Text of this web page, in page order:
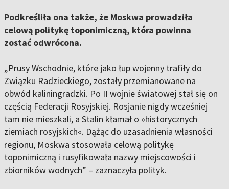
Podkreśliła ona także, że Moskwa prowadziła
celową politykę toponimiczną, która powinna
zostać odwrócona.
„Prusy Wschodnie, które jako łup wojenny trafiły do
Związku Radzieckiego, zostały przemianowane na
obwód kaliningradzki. Po II wojnie światowej stał się on
częścią Federacji Rosyjskiej. Rosjanie nigdy wcześniej
tam nie mieszkali, a Stalin kłamał o »historycznych
ziemiach rosyjskich«. Dążąc do uzasadnienia własności
regionu, Moskwa stosowała celową politykę
toponimiczną i rusyfikowała nazwy miejscowości i
zbiorników wodnych” – zaznaczyła polityk.